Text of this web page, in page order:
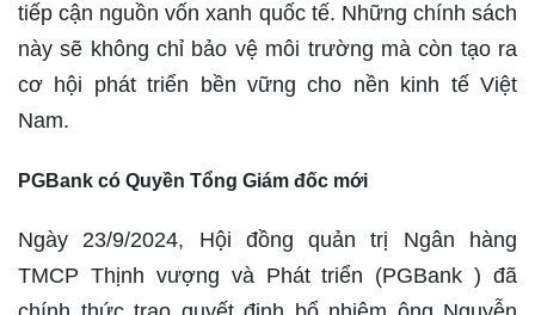
tiếp cận nguồn vốn xanh quốc tế. Những chính sách
này sẽ không chỉ bảo vệ môi trường mà còn tạo ra
cơ hội phát triển bền vững cho nền kinh tế Việt
Nam.
PGBank có Quyền Tổng Giám đốc mới
Ngày 23/9/2024, Hội đồng quản trị Ngân hàng
TMCP Thịnh vượng và Phát triển (PGBank ) đã